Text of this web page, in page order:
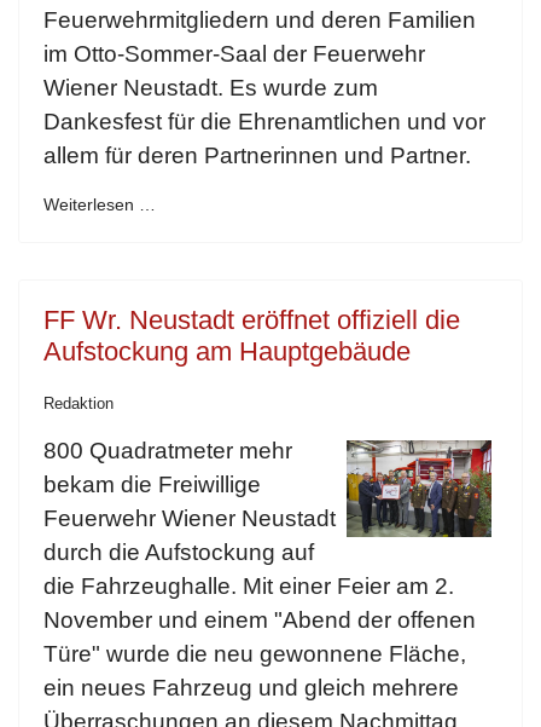
Feuerwehrmitgliedern und deren Familien
im Otto-Sommer-Saal der Feuerwehr
Wiener Neustadt. Es wurde zum
Dankesfest für die Ehrenamtlichen und vor
allem für deren Partnerinnen und Partner.
Weiterlesen …
FF Wr. Neustadt eröffnet offiziell die
Aufstockung am Hauptgebäude
Redaktion
800 Quadratmeter mehr
bekam die Freiwillige
Feuerwehr Wiener Neustadt
durch die Aufstockung auf
die Fahrzeughalle. Mit einer Feier am 2.
November und einem "Abend der offenen
Türe" wurde die neu gewonnene Fläche,
ein neues Fahrzeug und gleich mehrere
Überraschungen an diesem Nachmittag